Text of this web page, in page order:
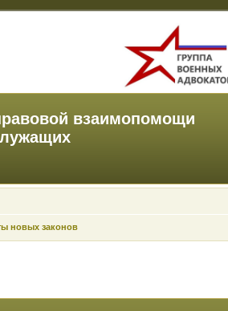
взаимопомощи
новых законов